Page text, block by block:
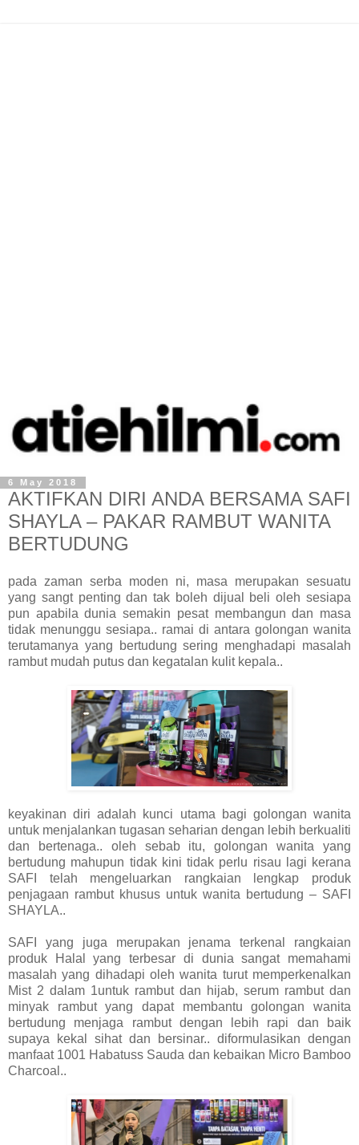
6 May 2018
AKTIFKAN DIRI ANDA BERSAMA SAFI
SHAYLA – PAKAR RAMBUT WANITA
BERTUDUNG
pada zaman serba moden ni, masa merupakan sesuatu
yang sangt penting dan tak boleh dijual beli oleh sesiapa
pun apabila dunia semakin pesat membangun dan masa
tidak menunggu sesiapa.. ramai di antara golongan wanita
terutamanya yang bertudung sering menghadapi masalah
rambut mudah putus dan kegatalan kulit kepala..
keyakinan diri adalah kunci utama bagi golongan wanita
untuk menjalankan tugasan seharian dengan lebih berkualiti
dan bertenaga.. oleh sebab itu, golongan wanita yang
bertudung mahupun tidak kini tidak perlu risau lagi kerana
SAFI telah mengeluarkan rangkaian lengkap produk
penjagaan rambut khusus untuk wanita bertudung – SAFI
SHAYLA..
SAFI yang juga merupakan jenama terkenal rangkaian
produk Halal yang terbesar di dunia sangat memahami
masalah yang dihadapi oleh wanita turut memperkenalkan
Mist 2 dalam 1untuk rambut dan hijab, serum rambut dan
minyak rambut yang dapat membantu golongan wanita
bertudung menjaga rambut dengan lebih rapi dan baik
supaya kekal sihat dan bersinar.. diformulasikan dengan
manfaat 1001 Habatuss Sauda dan kebaikan Micro Bamboo
Charcoal..